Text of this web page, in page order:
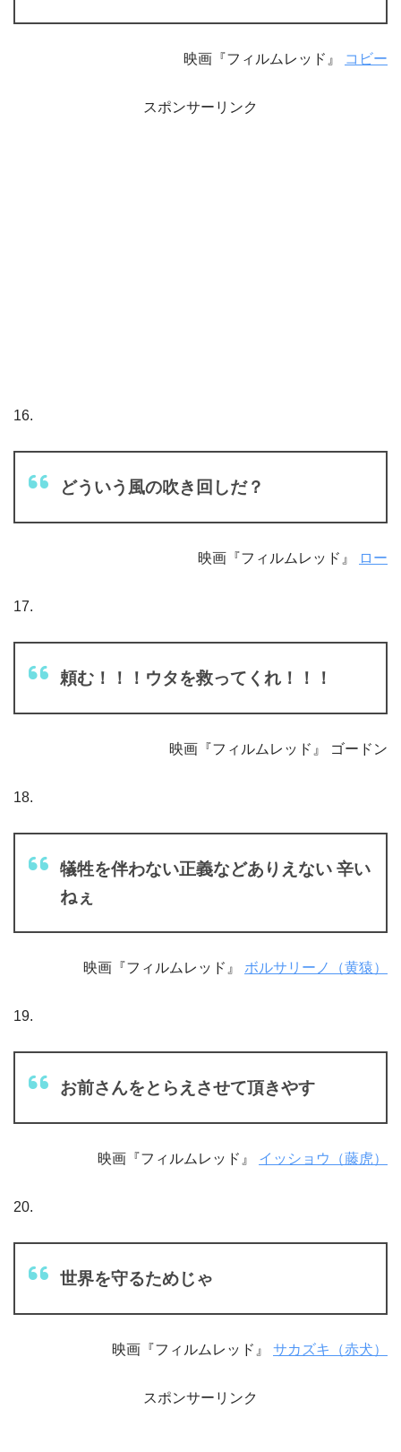
映画『フィルムレッド』 コビー
スポンサーリンク
16.
どういう風の吹き回しだ？
映画『フィルムレッド』 ロー
17.
頼む！！！ウタを救ってくれ！！！
映画『フィルムレッド』 ゴードン
18.
犠牲を伴わない正義などありえない 辛い
ねぇ
映画『フィルムレッド』 ボルサリーノ（黄猿）
19.
お前さんをとらえさせて頂きやす
映画『フィルムレッド』 イッショウ（藤虎）
20.
世界を守るためじゃ
映画『フィルムレッド』 サカズキ（赤犬）
スポンサーリンク